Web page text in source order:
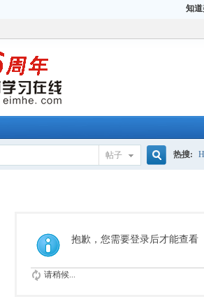
知
帖子
索
热搜:
抱歉，您需要登录后才能查看
请稍候...